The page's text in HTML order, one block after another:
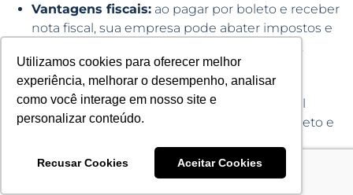
Utilizamos cookies para oferecer melhor
experiência, melhorar o desempenho, analisar
como você interage em nosso site e
personalizar conteúdo.
Recusar Cookies Aceitar Cookies
Vantagens fiscais: ao pagar por boleto e receber
nota fiscal, sua empresa pode abater impostos e
otimizando a carga tributária de maneira
transparente e legal. Diferente do cartão de
crédito, em que muitas vezes não é possível
utilizar o comprovante para fins fiscais, o boleto e
créditos tributários.